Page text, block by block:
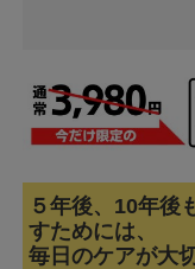
５年後、10年後
すためには、
毎日のケアが大